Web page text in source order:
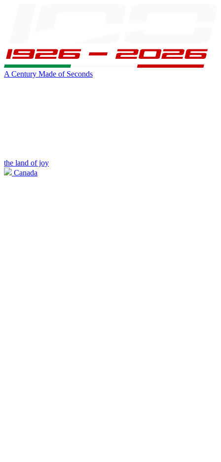
A Century Made of Seconds
the land of joy
Canada